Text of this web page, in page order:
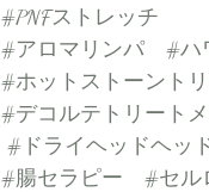
#PNFストレッチ
#アロマリンパ
#ハ
#ホットストーント
#デコルテトリート
#ドライヘッドヘッ
#腸セラピー
#セル